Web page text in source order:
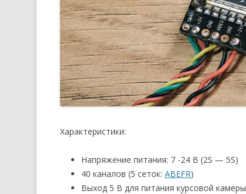
Характеристики:
Напряжение питания: 7 -24 В (2S — 5S)
40 каналов (5 сеток: ABEFR)
Выход 5 В для питания курсовой камеры